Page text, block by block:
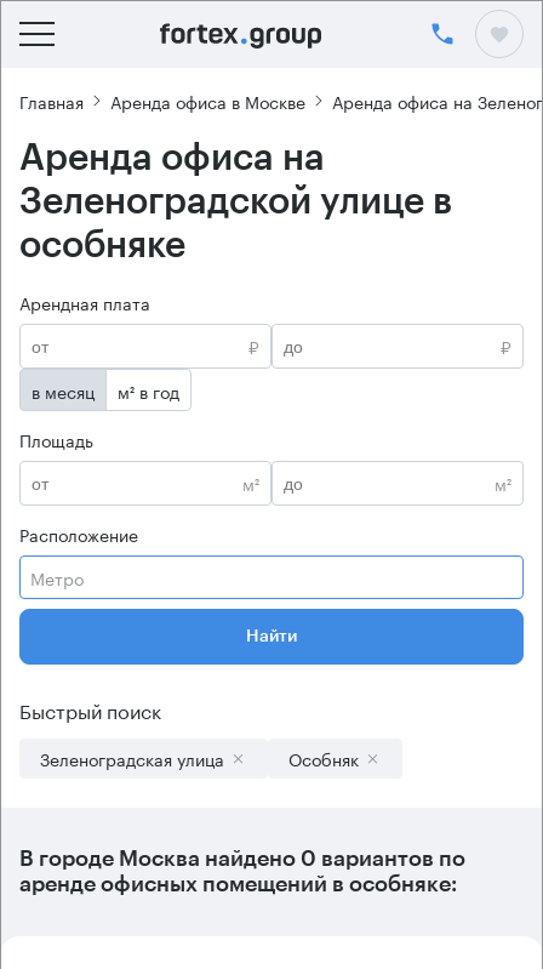
Главная Аренда офиса в Москве Аренда офиса на
Аренда офиса на
Зеленоградской улице в
особняке
Арендная плата
₽
₽
в месяц
м² в год
Площадь
м²
м²
Расположение
Метро
Найти
Быстрый поиск
Зеленоградская улица Особняк
В городе Москва найдено 0 вариантов по
аренде офисных помещений в особняке: